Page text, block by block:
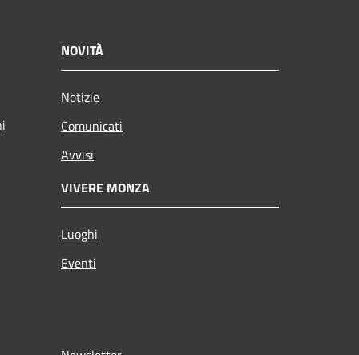
NOVITÀ
Notizie
Comunicati
Avvisi
VIVERE MONZA
Luoghi
Eventi